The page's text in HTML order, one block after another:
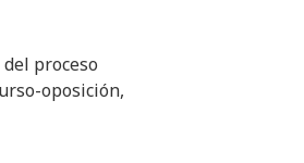
proceso
oposición,